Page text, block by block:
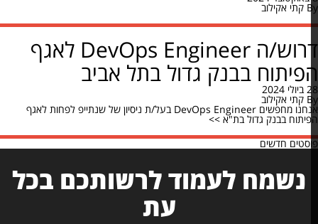
קתי אקילוב
דרוש/ה DevOps Engineer לאגף
בבנק גדול בתל אביב
קתי אקילוב
אנחנו מחפשים DevOps Engineer בעל/ת ניסיון של שנתייפ לפחות לאגף
בבנק גדול בת"א >>
חדשים
נשמח לעמוד לרשותכם בכל
עת